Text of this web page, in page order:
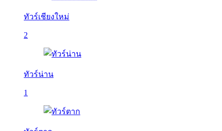
ทัวร์เชียงใหม่
2
ทัวร์น่าน
1